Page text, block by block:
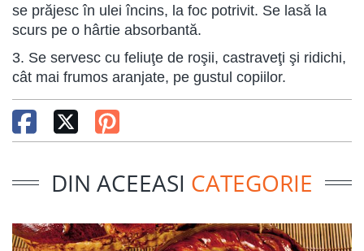
se prăjesc în ulei încins, la foc potrivit. Se lasă la
scurs pe o hârtie absorbantă.
3. Se servesc cu feliuţe de roşii, castraveţi şi ridichi,
cât mai frumos aranjate, pe gustul copiilor.
DIN ACEEASI CATEGORIE